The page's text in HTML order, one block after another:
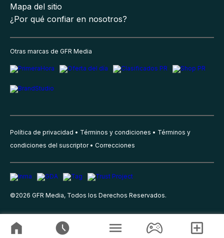
Mapa del sitio
¿Por qué confiar en nosotros?
Otras marcas de GFR Media
Política de privacidad Términos y condiciones
Términos y
condiciones del suscriptor
Correcciones
©2026 GFR Media, Todos los Derechos Reservados.